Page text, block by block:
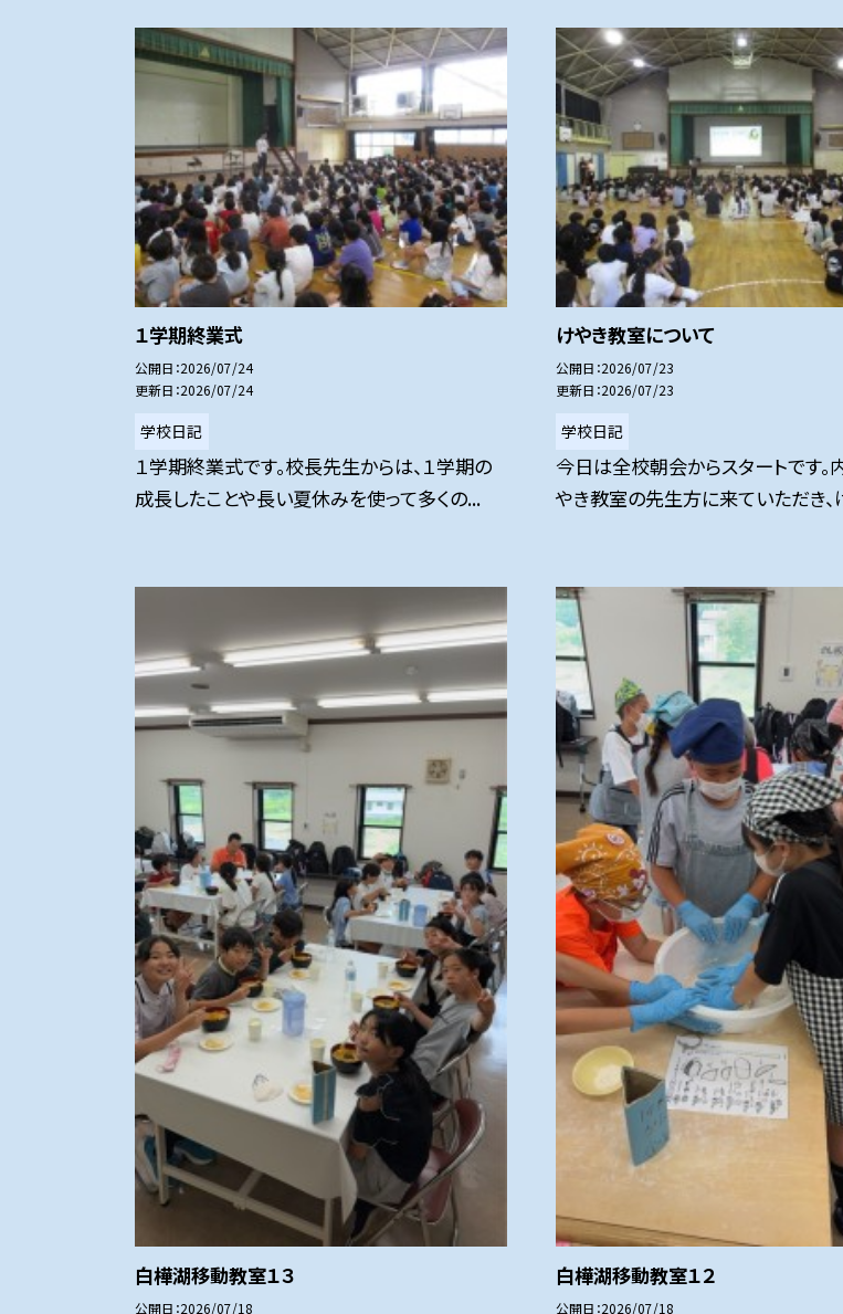
１学期終業式
公開日 2026/07/24
更新日 2026/07/24
学校日記
１学期終業式です。校長先生からは、１学期の
成長したことや長い夏休みを使って多くの...
けやき教室について
公開日 2026/07/23
更新日 2026/07/23
学校日記
今日は全校朝会からスタートです。
やき教室の先生方に来ていただき、
白樺湖移動教室１３
公開日 2026/07/18
白樺湖移動教室１２
公開日 2026/07/18